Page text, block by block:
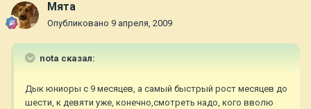
Мята
Опубликовано 9 апреля, 2009
nota сказал:
Дык юниоры с 9 месяцев, а самый быстрый рост месяцев до
шести, к девяти уже, конечно,смотреть надо, кого вволю